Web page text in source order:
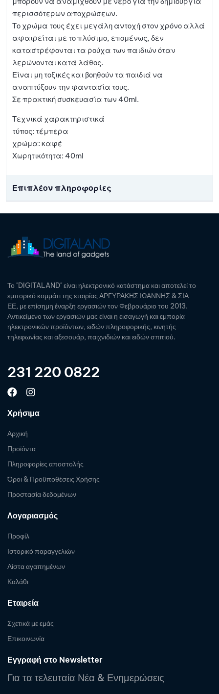
περισσότερων αποχρώσεων.
Το χρώμα τους έχει μεγάλη αντοχή στον χρόνο αλλά
αφαιρείται με το πλύσιμο, επομένως, δεν
καταστρέφονται τα ρούχα των παιδιών όταν
λερώνονται κατά λάθος.
Είναι μη τοξικές και βοηθούν τα παιδιά να
αναπτύξουν την φαντασία τους.
Σε πρακτική συσκευασία των 40ml.
Τεχνικά χαρακτηριστικά
τύπος: τέμπερα
χρώμα: καφέ
Χωρητικότητα: 40ml
Επιπλέον πληροφορίες
Το "DIGITALAND" είναι ηλεκτρονικό κατάστημα και αποτελεί το
εμπορικό κομμάτι της εταιρίας ΑΡΓΥΡΑΚΗΣ ΙΩΑΝΝΗΣ & ΣΙΑ
ΕΕ, με επίσημη έναρξη εργασιών τον Φεβρουάριο του 2013.
Αντικείμενο των εργασιών μας είναι η εισαγωγή και εμπορία
ηλεκτρονικών προϊόντων, ειδών πληροφορικής, κινητής
τηλεφωνίας και αξεσουάρ, παιχνιδιών και ειδών σπιτιού.
231 220 0822
Χρήσιμα
Αρχική
Προϊόντα
Πληροφορίες αποστολής
Όροι & Προϋποθέσεις Χρήσης
Προστασία δεδομένων
Λογαριασμός
Προφίλ
Ιστορικό παραγγελιών
Λίστα αγαπημένων
Καλάθι
Εταιρεία
Σχετικά με εμάς
Επικοινωνία
Εγγραφή στο Newsletter
Για τα τελευταία Νέα & Ενημερώσεις